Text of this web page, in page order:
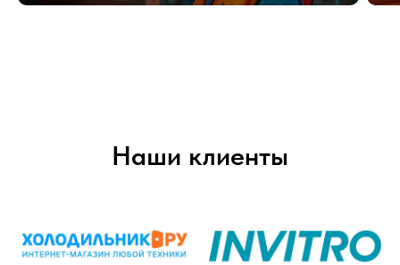
Наши клиенты